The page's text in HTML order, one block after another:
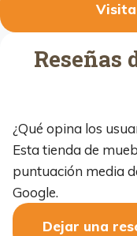
Reseñas
¿Qué opina los
Esta tienda de
puntuación media
Google.
Dejar una